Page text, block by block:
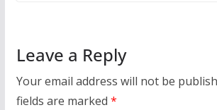
Leave a Reply
Your email address will not be
fields are marked *